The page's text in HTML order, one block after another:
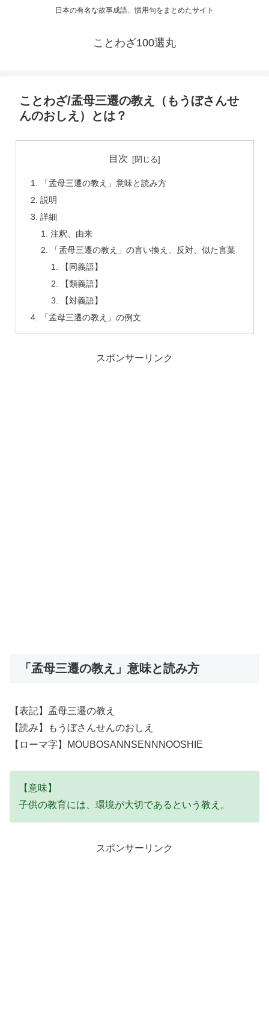
日本の有名な故事成語、慣用句をまとめたサイト
ことわざ100選丸
ことわざ/孟母三遷の教え（もうぼさんせ
んのおしえ）とは？
目次
「孟母三遷の教え」意味と読み方
説明
詳細
注釈、由来
「孟母三遷の教え」の言い換え、反対、似た言葉
【同義語】
【類義語】
【対義語】
「孟母三遷の教え」の例文
スポンサーリンク
「孟母三遷の教え」意味と読み方
【表記】孟母三遷の教え
【読み】もうぼさんせんのおしえ
【ローマ字】MOUBOSANNSENNNOOSHIE
【意味】
子供の教育には、環境が大切であるという教え。
スポンサーリンク